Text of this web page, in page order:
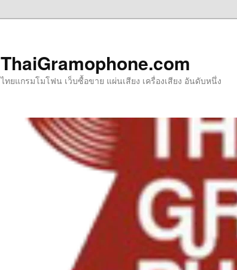
ThaiGramophone.com
ไทยแกรมโมโฟน เว็บซื้อขาย แผ่นเสียง เครื่องเสียง อันดับหนึ่ง